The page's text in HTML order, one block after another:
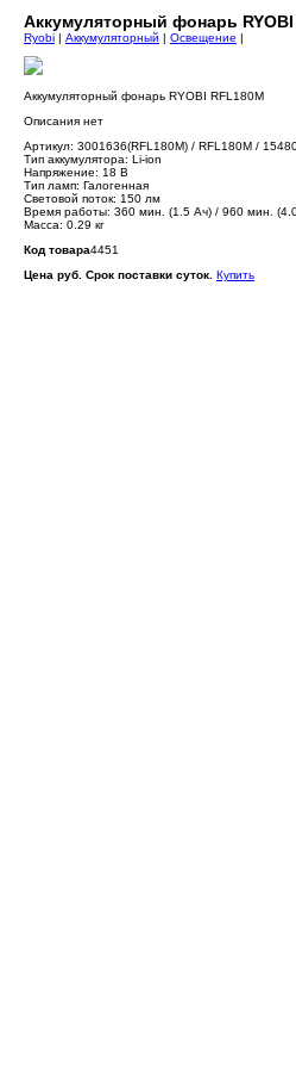
Аккумуляторный фонарь
Ryobi | Аккумуляторный | Освещение |
Аккумуляторный фонарь RYOBI RFL180M
Описания нет
Артикул: 3001636(RFL180M) / RFL180M /
Тип аккумулятора: Li-ion
Напряжение: 18 В
Тип ламп: Галогенная
Световой поток: 150 лм
Время работы: 360 мин. (1.5 Ач) / 960 мин.
Масса: 0.29 кг
Код товара4451
Цена руб. Срок поставки суток. Купить